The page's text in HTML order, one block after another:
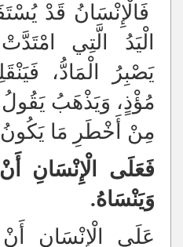
فَالْإِنْسَانُ قَدْ
الْيَدُ الَّتِي
يَصْبِرُ الْمَادُّ،
مُؤْذٍ، وَيَذْهَبُ يَقُولُ
مِنْ أَخْطَرِ مَا
فَعَلَى الْإِنْسَانِ
وَيَنْسَاهُ.
عَلَى الْإِنْسَانِ